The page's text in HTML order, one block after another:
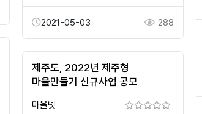
2021-05-03 288
제주도, 2022년 제주형
마을만들기 신규사업 공모
마을넷